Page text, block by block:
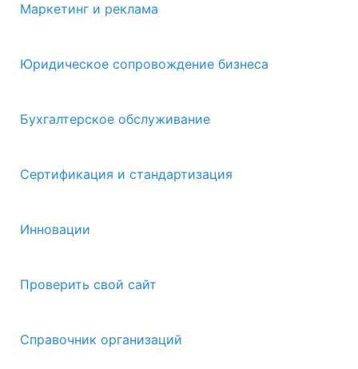
Маркетинг и реклама
Юридическое сопровождение бизнеса
Бухгалтерское обслуживание
Сертификация и стандартизация
Инновации
Проверить свой сайт
Справочник организаций